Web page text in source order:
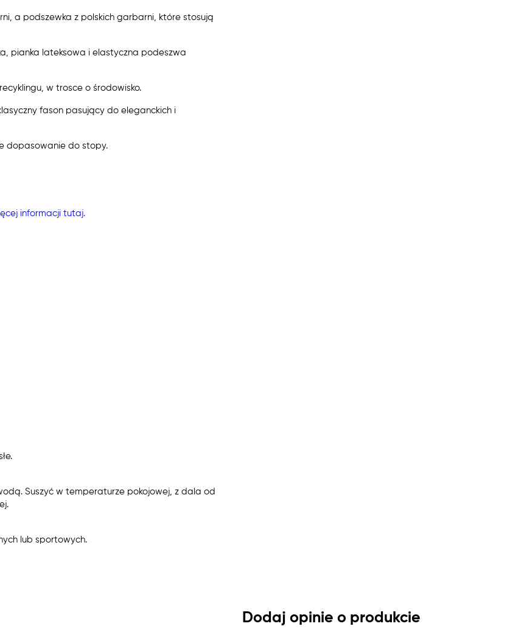
a podszewka z polskich garbarni, które stosują
pianka lateksowa i elastyczna podeszwa
w trosce o środowisko.
fason pasujący do eleganckich i
dopasowanie do stopy.
informacji tutaj.
Suszyć w temperaturze pokojowej, z dala od
lub sportowych.
Dodaj opinie o produkcie